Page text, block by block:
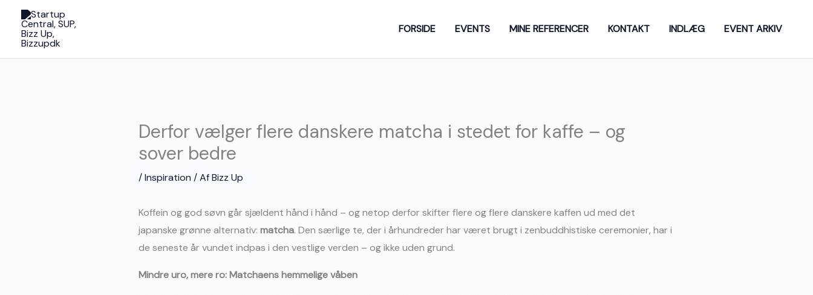
indholdet
FORSIDE EVENTS MINE REFERENCER KONTAKT INDLÆG EVENT ARKIV
Derfor vælger flere danskere matcha i stedet for kaffe – og
sover bedre
/Inspiration / AfBizz Up
Koffein og god søvn går sjældent hånd i hånd – og netop derfor skifter flere og flere danskere kaffen ud med det
japanske grønne alternativ: matcha. Den særlige te, der i århundreder har været brugt i zenbuddhistiske ceremonier, har i
de seneste år vundet indpas i den vestlige verden – og ikke uden grund.
Mindre uro, mere ro: Matchaens hemmelige våben